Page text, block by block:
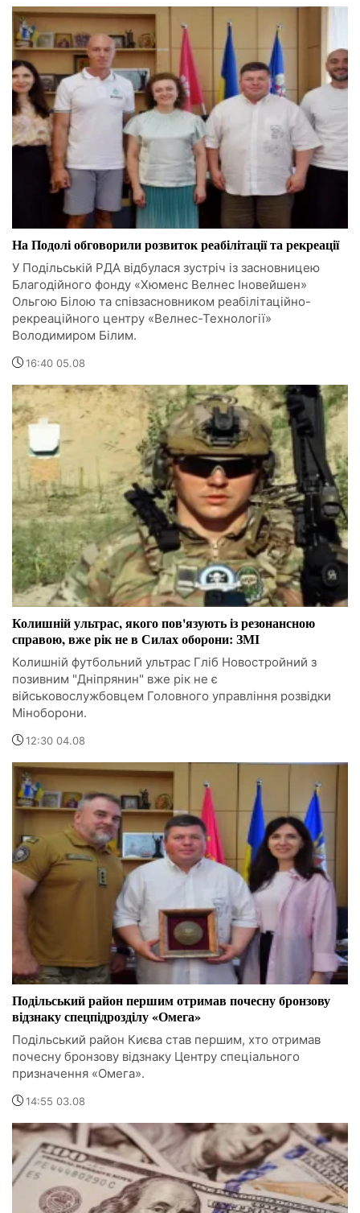
На Подолі обговорили розвиток реабілітації та рекреації
У Подільській РДА відбулася зустріч із засновницею
Благодійного фонду «Хюменс Велнес Іновейшен»
Ольгою Білою та співзасновником реабілітаційно-
рекреаційного центру «Велнес-Технології»
Володимиром Білим.
16:40 05.08
Колишній ультрас, якого пов'язують із резонансною
справою, вже рік не в Силах оборони: ЗМІ
Колишній футбольний ультрас Гліб Новостройний з
позивним "Дніпрянин" вже рік не є
військовослужбовцем Головного управління розвідки
Міноборони.
12:30 04.08
Подільський район першим отримав почесну бронзову
відзнаку спецпідрозділу «Омега»
Подільський район Києва став першим, хто отримав
почесну бронзову відзнаку Центру спеціального
призначення «Омега».
14:55 03.08